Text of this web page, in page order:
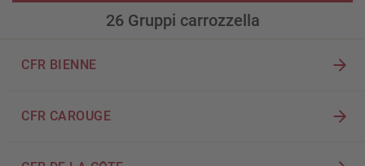
26 Gruppi carrozzella
CFR BIENNE
CFR CAROUGE